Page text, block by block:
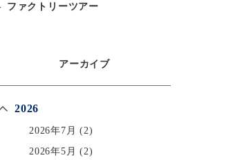
ファクトリーツアー
アーカイブ
2026
2026年7月 (2)
2026年5月 (2)